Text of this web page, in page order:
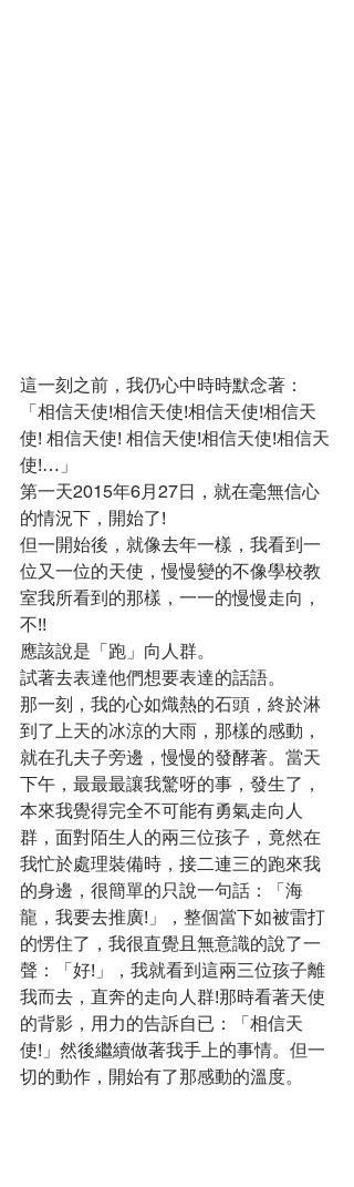
這一刻之前，我仍心中時時默念著：
「相信天使!相信天使!相信天使!相信天
使! 相信天使! 相信天使!相信天使!相信天
使!…」
第一天2015年6月27日，就在毫無信心
的情況下，開始了!
但一開始後，就像去年一樣，我看到一
位又一位的天使，慢慢變的不像學校教
室我所看到的那樣，一一的慢慢走向，
不!!
應該說是「跑」向人群。
試著去表達他們想要表達的話語。
那一刻，我的心如熾熱的石頭，終於淋
到了上天的冰涼的大雨，那樣的感動，
就在孔夫子旁邊，慢慢的發酵著。當天
下午，最最最讓我驚呀的事，發生了，
本來我覺得完全不可能有勇氣走向人
群，面對陌生人的兩三位孩子，竟然在
我忙於處理裝備時，接二連三的跑來我
的身邊，很簡單的只說一句話：「海
龍，我要去推廣!」，整個當下如被雷打
的愣住了，我很直覺且無意識的說了一
聲：「好!」，我就看到這兩三位孩子離
我而去，直奔的走向人群!那時看著天使
的背影，用力的告訴自已：「相信天
使!」然後繼續做著我手上的事情。但一
切的動作，開始有了那感動的溫度。